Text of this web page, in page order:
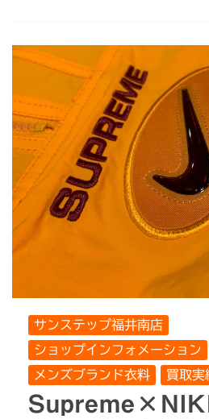
サンステップ福井南店
ショップインフォメーション
メンズブランド衣料
買取実